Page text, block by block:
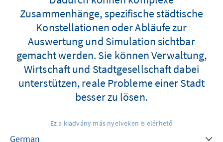
Zusammenhänge, spezifische städtische
Konstellationen oder Abläufe zur
Auswertung und Simulation sichtbar
gemacht werden. Sie können Verwaltung,
Wirtschaft und Stadtgesellschaft dabei
unterstützen, reale Probleme einer Stadt
besser zu lösen.
Ez a kiadvány más nyelveken is elérhető